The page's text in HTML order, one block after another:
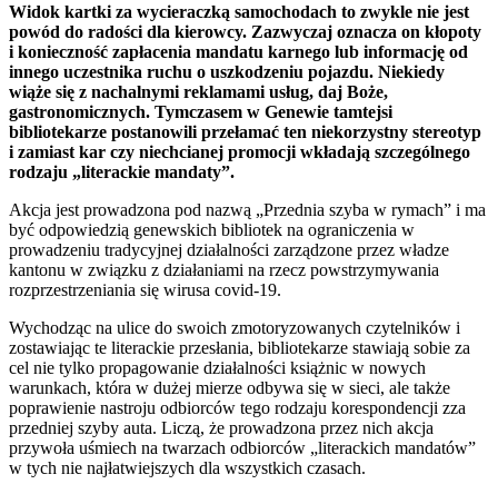
Widok kartki za wycieraczką samochodach to zwykle nie jest
powód do radości dla kierowcy. Zazwyczaj oznacza on kłopoty
i konieczność zapłacenia mandatu karnego lub informację od
innego uczestnika ruchu o uszkodzeniu pojazdu. Niekiedy
wiąże się z nachalnymi reklamami usług, daj Boże,
gastronomicznych. Tymczasem w Genewie tamtejsi
bibliotekarze postanowili przełamać ten niekorzystny stereotyp
i zamiast kar czy niechcianej promocji wkładają szczególnego
rodzaju „literackie mandaty”.
Akcja jest prowadzona pod nazwą „Przednia szyba w rymach” i ma
być odpowiedzią genewskich bibliotek na ograniczenia w
prowadzeniu tradycyjnej działalności zarządzone przez władze
kantonu w związku z działaniami na rzecz powstrzymywania
rozprzestrzeniania się wirusa covid-19.
Wychodząc na ulice do swoich zmotoryzowanych czytelników i
zostawiając te literackie przesłania, bibliotekarze stawiają sobie za
cel nie tylko propagowanie działalności książnic w nowych
warunkach, która w dużej mierze odbywa się w sieci, ale także
poprawienie nastroju odbiorców tego rodzaju korespondencji zza
przedniej szyby auta. Liczą, że prowadzona przez nich akcja
przywoła uśmiech na twarzach odbiorców „literackich mandatów”
w tych nie najłatwiejszych dla wszystkich czasach.